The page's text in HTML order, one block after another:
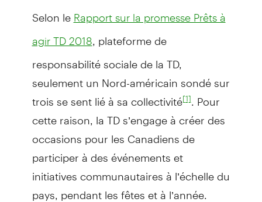
Selon le Rapport sur la promesse Prêts à
agir TD 2018 , plateforme de
responsabilité sociale de la TD,
seulement un Nord-américain sondé sur
trois se sent lié à sa collectivité[1]. Pour
cette raison, la TD s’engage à créer des
occasions pour les Canadiens de
participer à des événements et
initiatives communautaires à l’échelle du
pays, pendant les fêtes et à l’année.